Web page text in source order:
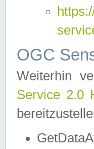
OGC
Weiterhin
Service 2.0